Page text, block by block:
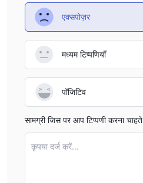
एक्सपोज़र
मध्यम टिप्पणियाँ
पॉजिटिव
सामग्री जिस पर आप टिप्पणी करना
कृपया दर्ज करें...